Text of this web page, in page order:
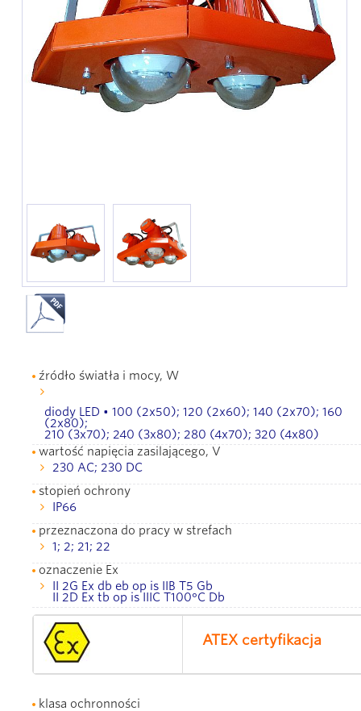
źródło światła i mocy, W
diody LED • 100 (2x50); 120 (2x60); 140 (2x70); 160
(2x80);
210 (3x70); 240 (3x80); 280 (4x70); 320 (4x80)
wartość napięcia zasilającego, V
230 AC; 230 DC
stopień ochrony
IP66
przeznaczona do pracy w strefach
1; 2; 21; 22
oznaczenie Ex
II 2G Ex db eb op is IIB T5 Gb
II 2D Ex tb op is IIIC T100°С Db
ATEX certyfikacja
klasa ochronności